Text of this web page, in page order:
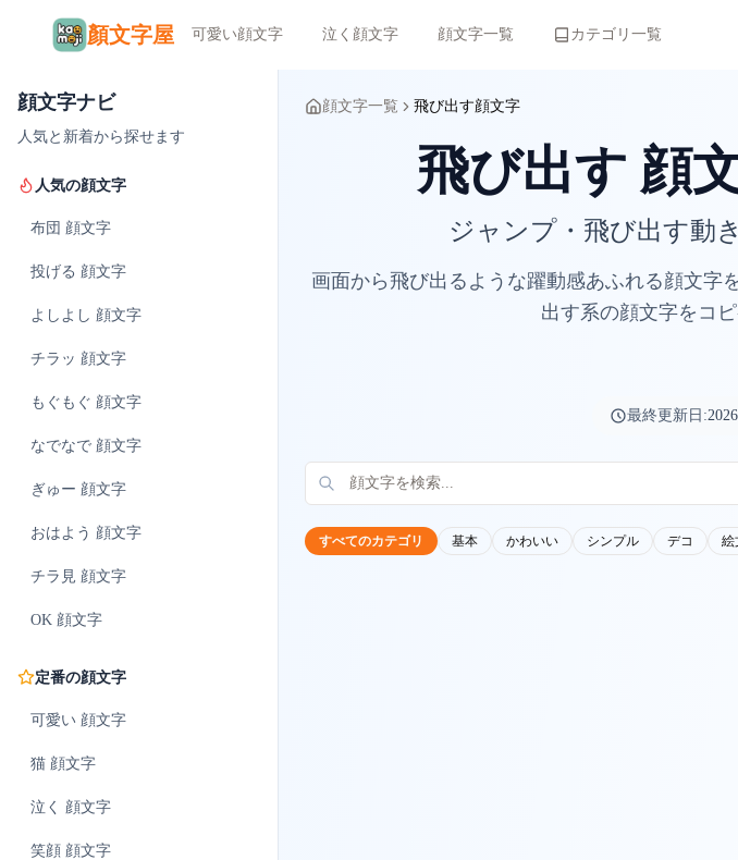
顏文字屋 可愛い顔文字 泣く顔文字 顔文字一覧 カテゴリ一覧
顔文字ナビ
人気と新着から探せます
人気の顔文字
布団 顔文字
投げる 顔文字
よしよし 顔文字
チラッ 顔文字
もぐもぐ 顔文字
なでなで 顔文字
ぎゅー 顔文字
おはよう 顔文字
チラ見 顔文字
OK 顔文字
定番の顔文字
可愛い 顔文字
猫 顔文字
泣く 顔文字
笑顔 顔文字
顔文字一覧 飛び出す顔文字
飛び出す 顔
ジャンプ・飛び出す動
画面から飛び出るような躍動感あふれる顔文字
出す系の顔文字をコ
最終更新日:
すべてのカテゴリ 基本 かわいい シンプル デコ 絵